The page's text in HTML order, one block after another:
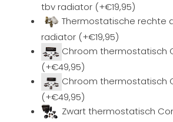
tbv radiator (+€19,95)
Thermostatische rechte
radiator (+€19,95)
Chroom thermostatisch
(+€49,95)
Chroom thermostatisch
(+€49,95)
Zwart thermostatisch